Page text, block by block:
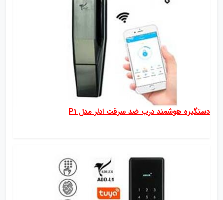
دستگیره هوشمند درب ضد سرقت ادلر مدل P1